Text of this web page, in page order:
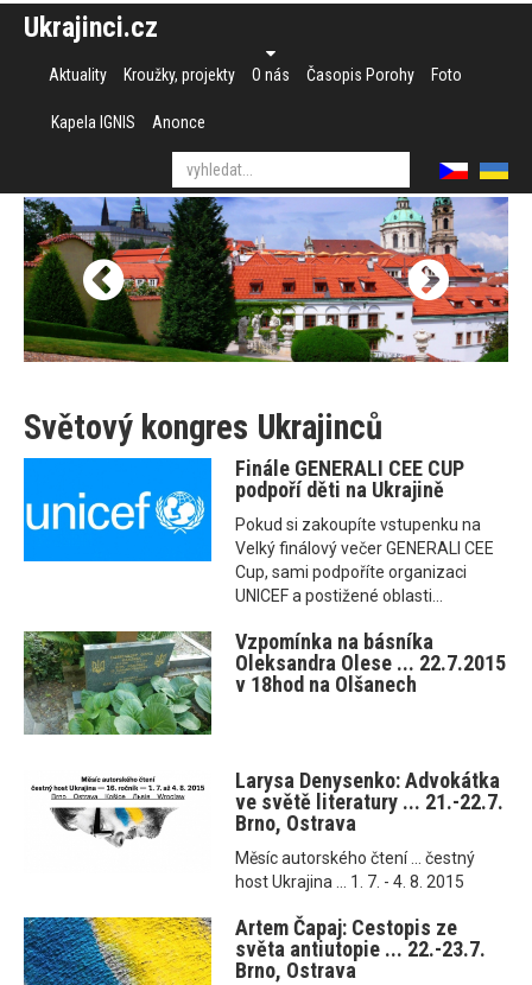
Ukrajinci.cz
Aktuality Kroužky, projekty O nás Časopis Porohy Foto
Kapela IGNIS Anonce
Světový kongres Ukrajinců
Finále GENERALI CEE CUP
podpoří děti na Ukrajině
Pokud si zakoupíte vstupenku na
Velký finálový večer GENERALI CEE
Cup, sami podpoříte organizaci
UNICEF a postižené oblasti...
Vzpomínka na básníka
Oleksandra Olese ... 22.7.2015
v 18hod na Olšanech
Larysa Denysenko: Advokátka
ve světě literatury ... 21.-22.7.
Brno, Ostrava
Měsíc autorského čtení ... čestný
host Ukrajina ... 1. 7. - 4. 8. 2015
Artem Čapaj: Cestopis ze
světa antiutopie ... 22.-23.7.
Brno, Ostrava